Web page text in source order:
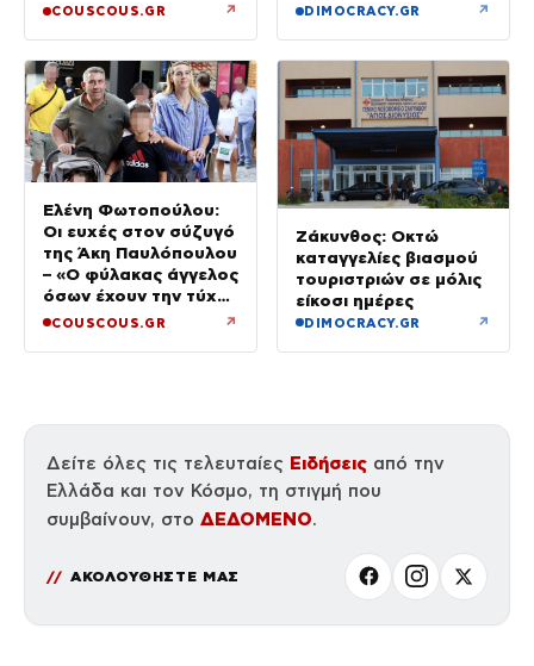
COUSCOUS.GR ↗ DIMOCRACY.GR ↗
Ελένη Φωτοπούλου:
Οι ευχές στον σύζυγό
της Άκη Παυλόπουλου
– «Ο φύλακας άγγελος
όσων έχουν την τύχη
να βρίσκονται κοντά
COUSCOUS.GR ↗
Ζάκυνθος: Οκτώ
καταγγελίες βιασμού
τουριστριών σε μόλις
είκοσι ημέρες
DIMOCRACY.GR ↗
Δείτε όλες τις τελευταίες Ειδήσεις από την
Ελλάδα και τον Κόσμο, τη στιγμή που
συμβαίνουν, στο ΔΕΔΟΜΕΝΟ.
ΑΚΟΛΟΥΘΗΣΤΕ ΜΑΣ